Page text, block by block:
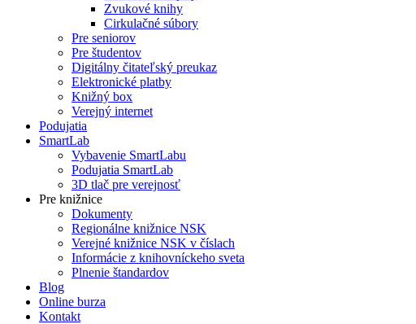
Zvukové knihy
Cirkulačné súbory
Pre seniorov
Pre študentov
Digitálny čitateľský preukaz
Elektronické platby
Knižný box
Verejný internet
Podujatia
SmartLab
Vybavenie SmartLabu
Podujatia SmartLab
3D tlač pre verejnosť
Pre knižnice
Dokumenty
Regionálne knižnice NSK
Verejné knižnice NSK v číslach
Informácie z knihovníckeho sveta
Plnenie štandardov
Blog
Online burza
Kontakt